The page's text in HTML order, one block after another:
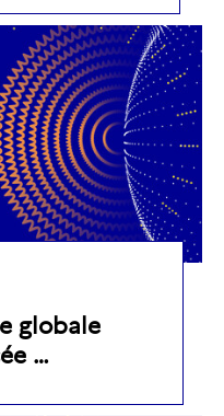
globale
…